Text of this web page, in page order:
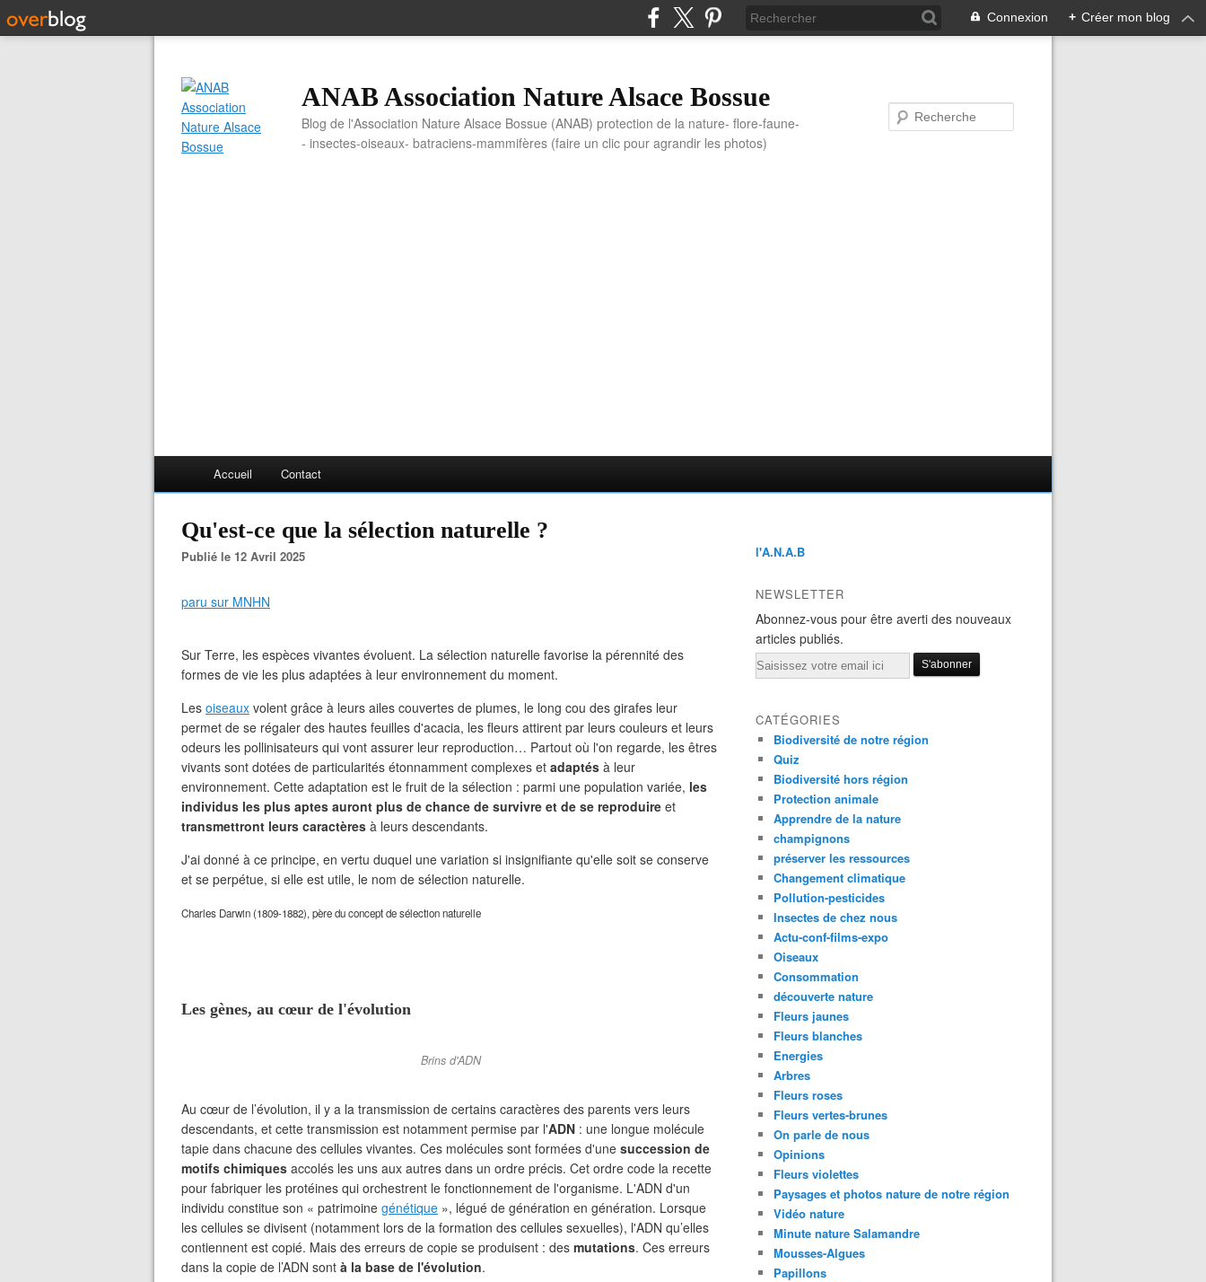
Connexion + Créer mon blog
ANAB Association Nature Alsace Bossue
Blog de l'Association Nature Alsace Bossue (ANAB) protection de la nature- flore-faune-
- insectes-oiseaux- batraciens-mammifères (faire un clic pour agrandir les photos)
Accueil Contact
Qu'est-ce que la sélection naturelle ?
Publié le 12 Avril 2025
paru sur MNHN
Sur Terre, les espèces vivantes évoluent. La sélection naturelle favorise la pérennité des
formes de vie les plus adaptées à leur environnement du moment.
Les oiseaux volent grâce à leurs ailes couvertes de plumes, le long cou des girafes leur
permet de se régaler des hautes feuilles d'acacia, les fleurs attirent par leurs couleurs et leurs
odeurs les pollinisateurs qui vont assurer leur reproduction… Partout où l'on regarde, les êtres
vivants sont dotées de particularités étonnamment complexes et adaptés à leur
environnement. Cette adaptation est le fruit de la sélection : parmi une population variée, les
individus les plus aptes auront plus de chance de survivre et de se reproduire et
transmettront leurs caractères à leurs descendants.
J'ai donné à ce principe, en vertu duquel une variation si insignifiante qu'elle soit se conserve
et se perpétue, si elle est utile, le nom de sélection naturelle.
Charles Darwin (1809-1882), père du concept de sélection naturelle
Les gènes, au cœur de l'évolution
Brins d'ADN
Au cœur de l’évolution, il y a la transmission de certains caractères des parents vers leurs
descendants, et cette transmission est notamment permise par l'ADN : une longue molécule
tapie dans chacune des cellules vivantes. Ces molécules sont formées d'une succession de
motifs chimiques accolés les uns aux autres dans un ordre précis. Cet ordre code la recette
pour fabriquer les protéines qui orchestrent le fonctionnement de l'organisme. L'ADN d'un
individu constitue son « patrimoine génétique », légué de génération en génération. Lorsque
les cellules se divisent (notamment lors de la formation des cellules sexuelles), l'ADN qu’elles
contiennent est copié. Mais des erreurs de copie se produisent : des mutations. Ces erreurs
dans la copie de l’ADN sont à la base de l'évolution.
l'A.N.A.B
NEWSLETTER
Abonnez-vous pour être averti des nouveaux
articles publiés.
Email
CATÉGORIES
Biodiversité de notre région
Quiz
Biodiversité hors région
Protection animale
Apprendre de la nature
champignons
préserver les ressources
Changement climatique
Pollution-pesticides
Insectes de chez nous
Actu-conf-films-expo
Oiseaux
Consommation
découverte nature
Fleurs jaunes
Fleurs blanches
Energies
Arbres
Fleurs roses
Fleurs vertes-brunes
On parle de nous
Opinions
Fleurs violettes
Paysages et photos nature de notre région
Vidéo nature
Minute nature Salamandre
Mousses-Algues
Papillons